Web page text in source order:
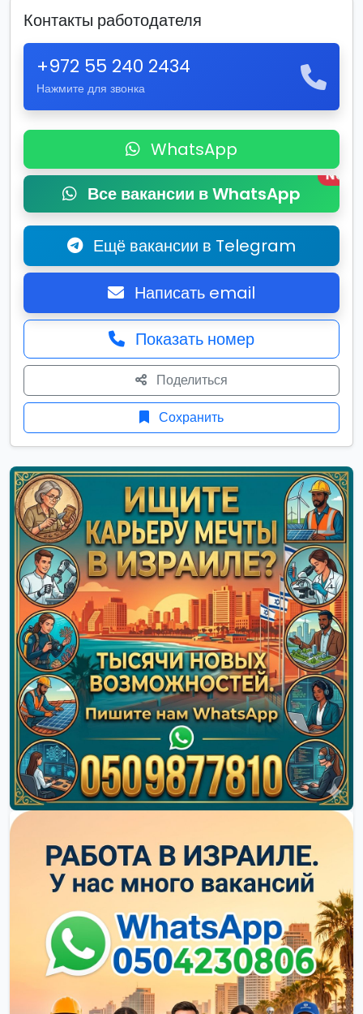
Контакты работодателя
+972 55 240 2434
Нажмите для звонка
WhatsApp
Все вакансии в WhatsApp
New
Ещё вакансии в Telegram
Написать email
Показать номер
Поделиться
Сохранить